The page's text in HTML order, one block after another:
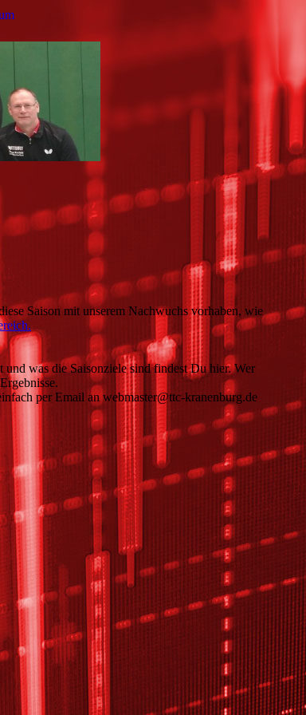
Saison mit unserem Nachwuchs vorhaben, wie
was die Saisonziele sind findest Du hier. Wer
per Email an webmaster@ttc-kranenburg.de